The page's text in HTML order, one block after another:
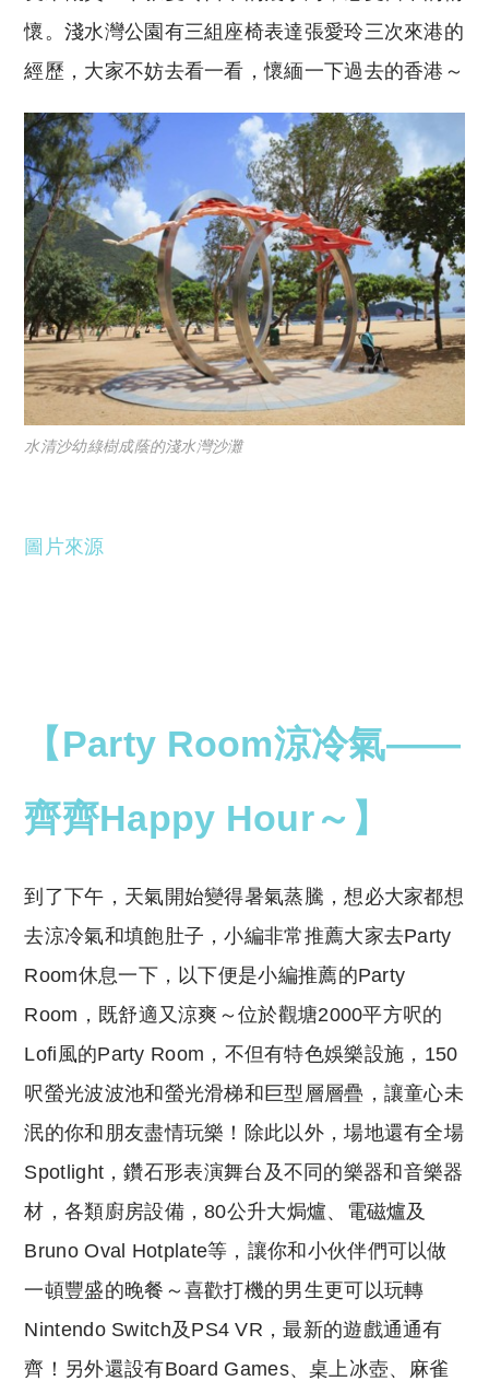
懷。淺水灣公園有三組座椅表達張愛玲三次來港的
經歷，大家不妨去看一看，懷緬一下過去的香港～
水清沙幼綠樹成蔭的淺水灣沙灘
圖片來源
【Party Room涼冷氣——
齊齊Happy Hour～】
到了下午，天氣開始變得暑氣蒸騰，想必大家都想
去涼冷氣和填飽肚子，小編非常推薦大家去Party
Room休息一下，以下便是小編推薦的Party
Room，既舒適又涼爽～位於觀塘2000平方呎的
Lofi風的Party Room，不但有特色娛樂設施，150
呎螢光波波池和螢光滑梯和巨型層層疊，讓童心未
泯的你和朋友盡情玩樂！除此以外，場地還有全場
Spotlight，鑽石形表演舞台及不同的樂器和音樂器
材，各類廚房設備，80公升大焗爐、電磁爐及
Bruno Oval Hotplate等，讓你和小伙伴們可以做
一頓豐盛的晚餐～喜歡打機的男生更可以玩轉
Nintendo Switch及PS4 VR，最新的遊戲通通有
齊！另外還設有Board Games、桌上冰壺、麻雀